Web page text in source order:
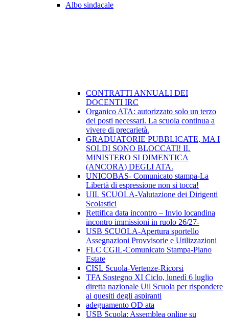
Albo sindacale
CONTRATTI ANNUALI DEI
DOCENTI IRC
Organico ATA: autorizzato solo un terzo
dei posti necessari. La scuola continua a
vivere di precarietà.
GRADUATORIE PUBBLICATE, MA I
SOLDI SONO BLOCCATI! IL
MINISTERO SI DIMENTICA
(ANCORA) DEGLI ATA.
UNICOBAS- Comunicato stampa-La
Libertà di espressione non si tocca!
UIL SCUOLA-Valutazione dei Dirigenti
Scolastici
Rettifica data incontro – Invio locandina
incontro immissioni in ruolo 26/27-
USB SCUOLA-Apertura sportello
Assegnazioni Provvisorie e Utilizzazioni
FLC CGIL-Comunicato Stampa-Piano
Estate
CISL Scuola-Vertenze-Ricorsi
TFA Sostegno XI Ciclo, lunedì 6 luglio
diretta nazionale Uil Scuola per rispondere
ai quesiti degli aspiranti
adeguamento OD ata
USB Scuola: Assemblea online su